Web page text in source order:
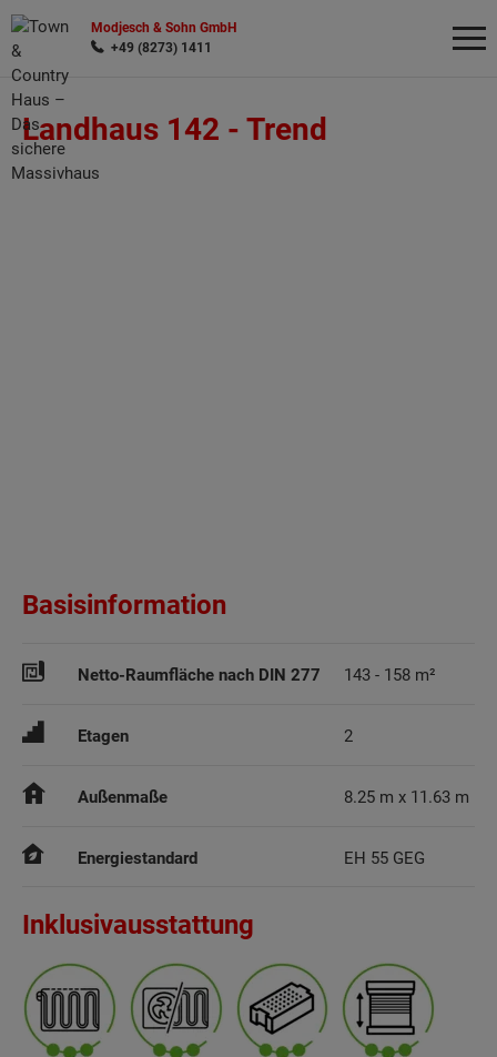
Modjesch & Sohn GmbH
+49 (8273) 1411
Landhaus 142 - Trend
Basisinformation
Netto-Raumfläche nach DIN 277 143 - 158 m²
Etagen 2
Außenmaße 8.25 m x 11.63 m
Energiestandard EH 55 GEG
Inklusivausstattung
Wonach möchten Sie suchen?